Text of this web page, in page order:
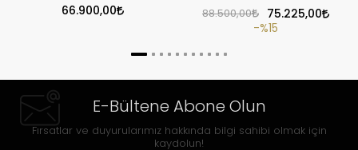
66.900,00
88.500,00
75.225,00
%15
E-Bültene Abone Olun
Fırsatlar ve duyurularımız hakkında bilgi sahibi olmak için
kaydolun!